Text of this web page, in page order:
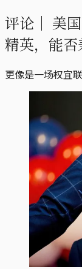
评论｜ 美
精英，能
更像是一场权宜联